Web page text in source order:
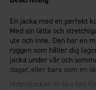
En jacka med en perfekt
Med sin lätta och
ute och inne. Den har en
ryggen som håller dig
jacka under vår och
dagar, eller bara som en
Hybridjackan är lika bra